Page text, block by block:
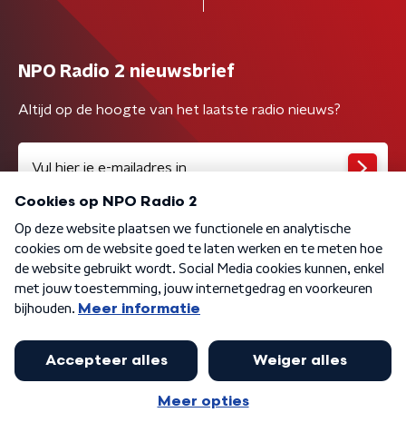
NPO Radio 2 nieuwsbrief
Altijd op de hoogte van het laatste radio nieuws?
Algemene voorwaarden